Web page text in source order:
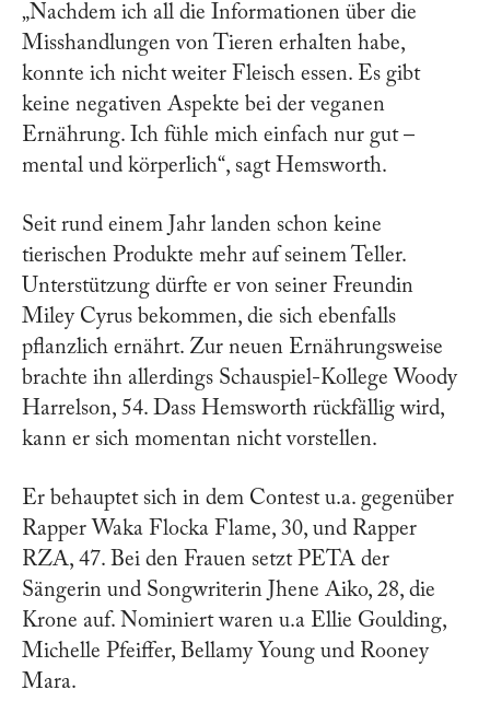
„Nachdem ich all die Informationen über die
Misshandlungen von Tieren erhalten habe,
konnte ich nicht weiter Fleisch essen. Es gibt
keine negativen Aspekte bei der veganen
Ernährung. Ich fühle mich einfach nur gut –
mental und körperlich“, sagt Hemsworth.
Seit rund einem Jahr landen schon keine
tierischen Produkte mehr auf seinem Teller.
Unterstützung dürfte er von seiner Freundin
Miley Cyrus bekommen, die sich ebenfalls
pflanzlich ernährt. Zur neuen Ernährungsweise
brachte ihn allerdings Schauspiel-Kollege Woody
Harrelson, 54. Dass Hemsworth rückfällig wird,
kann er sich momentan nicht vorstellen.
Er behauptet sich in dem Contest u.a. gegenüber
Rapper Waka Flocka Flame, 30, und Rapper
RZA, 47. Bei den Frauen setzt PETA der
Sängerin und Songwriterin Jhene Aiko, 28, die
Krone auf. Nominiert waren u.a Ellie Goulding,
Michelle Pfeiffer, Bellamy Young und Rooney
Mara.